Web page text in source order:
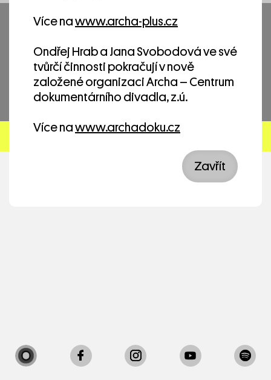
Více nawww.archa-plus.cz
Ondřej Hrab a Jana Svobodová ve své
tvůrčí činnosti pokračují v nově
založené organizaci Archa – Centrum
dokumentárního divadla, z.ú.
Více nawww.archadoku.cz
Zavřít
Produkce: Tereza Weiser
Projekt Zbytečnosti vznikl ve spolupráci
Spielraum Kollektivu a Taupunkt e. V. / Off-
Bühne Chemnitz a je součástí celoročního
projektu +3°, ve kterém se Spielraum Kollektiv
s ní spojené hlavní ekologické problémy a
Projekt Divadlem k demokracii, který jsme
Připravujeme